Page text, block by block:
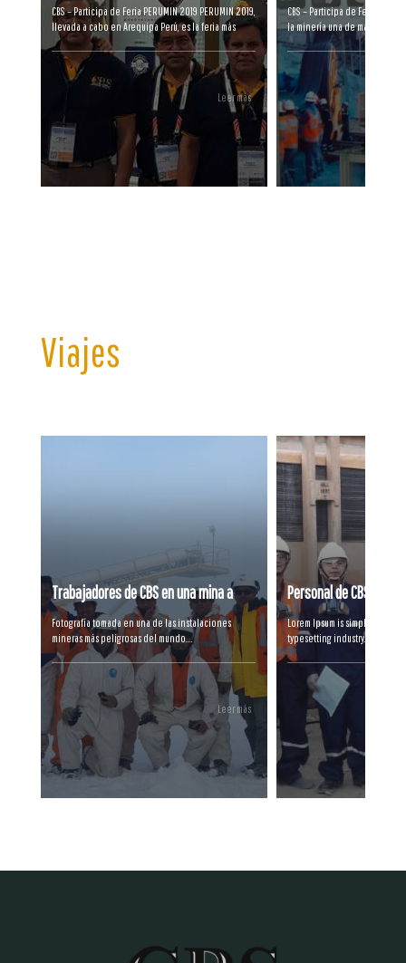
CBS – Participa de Feria PERUMIN 2019 PERUMIN 2019,
llevada a cabo en Arequipa Perú, es la feria más
importante del Pacífico de Sur América. Arequipa es
conocida como “La Ciudad Blanca” pues fue
construida casi totalmente en sillar. Está situada a
2325 metros de altura en las montañas del desierto
de los Andes y está rodeada por 3 volcanes el Misti,
el Chachani y el Picchu Picchu. Es sin lugar a dudas,
la segunda ciudad más importante del País, siendo
en la actualidad un eje de desarrollo económico
en el sur Peruano.Esta feria tuvo una participación
de alrededor de 1400 stand, en donde CBS también
sostenidamente.Gracias PERUMIN....
Leer más
CBS – Participa de Feria
la minería una de mayores
trabajo en el Perú, CBS no
participación en una de las
que se organiza el
evento se llevó a cabo en
Centro de Exposiciones del
Lima Perú. Siendo EXPOMIN
oportunidades para
relaciones comerciales, CBS
sus productos y servicios
industria. Fueron 3 días
Viajes
Trabajadores de CBS en una mina a
4.000 metros de altura
Fotografía tomada en una de las instalaciones
mineras más peligrosas del mundo....
Leer más
Personal de CBS
Depreux en Polonia
Lorem Ipsum is simply
typesetting industry. Lorem
industry’s standard dummy
when an unknown printer
scrambled it to make a type
survived not only five
into electronic typesetting,
unchanged. It was
release of Letraset sheets
passages, and more recently
publishing software like
versions of Lorem Ipsum....